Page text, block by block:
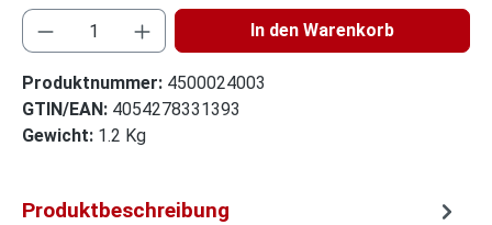
Produkt Anzahl: Gib den
In den Warenkorb
Produktnummer: 4500024003
GTIN/EAN: 4054278331393
Gewicht: 1.2 Kg
Produktbeschreibung